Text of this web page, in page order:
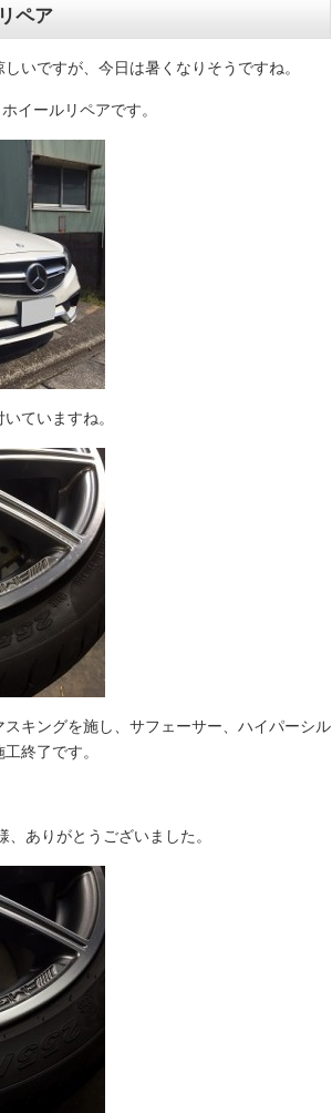
ペア
いですが、今日は暑くなりそうですね。
ールリペアです。
ていますね。
キングを施し、サフェーサー、ハイパーシル
終了です。
ありがとうございました。